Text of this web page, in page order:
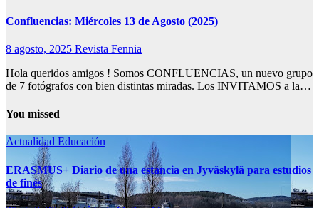
Confluencias: Miércoles 13 de Agosto (2025)
8 agosto, 2025 Revista Fennia
Hola queridos amigos ! Somos CONFLUENCIAS, un nuevo grupo
de 7 fotógrafos con bien distintas miradas. Los INVITAMOS a la…
You missed
Actualidad Educación
ERASMUS+ Diario de una estancia en Jyväskylä para estudios
de finés